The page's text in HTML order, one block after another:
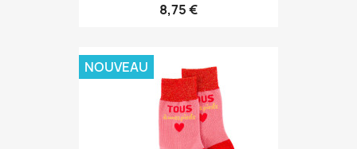
8,75 €
NOUVEAU